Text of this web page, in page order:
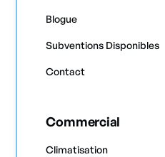
Blogue
Subventions Disponibles
Contact
Commercial
Climatisation